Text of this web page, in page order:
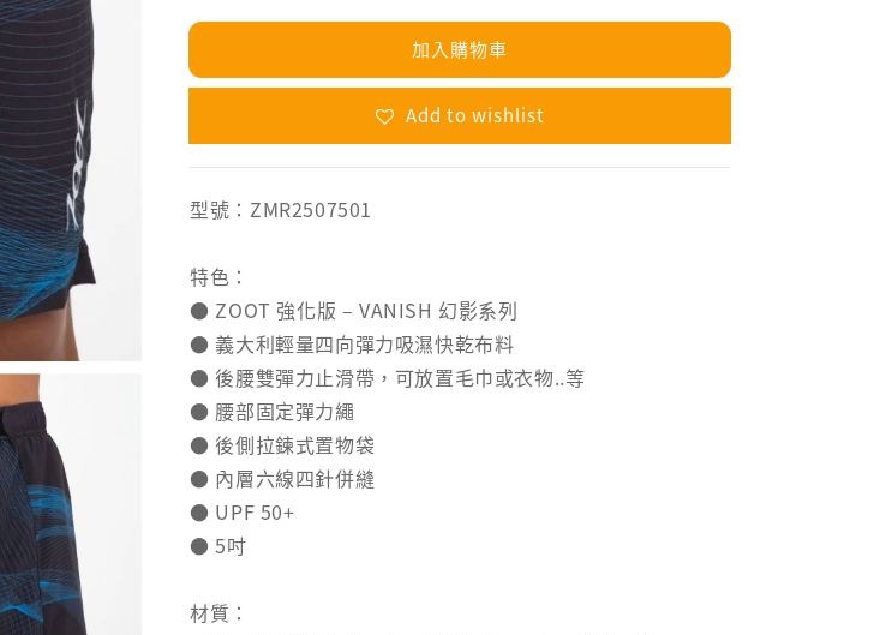
加入購物車
Add to wishlist
型號：ZMR2507501
特色：
● ZOOT 強化版 – VANISH 幻影系列
● 義大利輕量四向彈力吸濕快乾布料
● 後腰雙彈力止滑帶，可放置毛巾或衣物..等
● 腰部固定彈力繩
● 後側拉鍊式置物袋
● 內層六線四針併縫
● UPF 50+
● 5吋
材質：